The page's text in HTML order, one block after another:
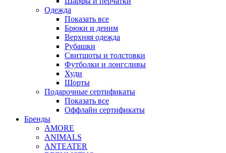
Одежда
Показать все
Брюки и деним
Верхняя одежда
Рубашки
Свитшоты и толстовки
Футболки и лонгсливы
Худи
Шорты
Подарочные сертификаты
Показать все
Оффлайн сертификаты
Бренды
AMORE
ANIMALS
ANTEATER